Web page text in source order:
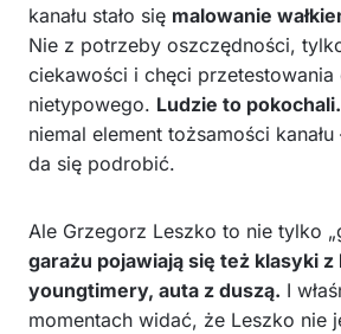
kanału stało się malowanie
Nie z potrzeby oszczędności,
ciekawości i chęci przetestowania
nietypowego. Ludzie to pokochali.
niemal element tożsamości
da się podrobić.
Ale Grzegorz Leszko to nie tylko
garażu pojawiają się też klasyki z
youngtimery, auta z duszą. I
momentach widać, że Leszko nie